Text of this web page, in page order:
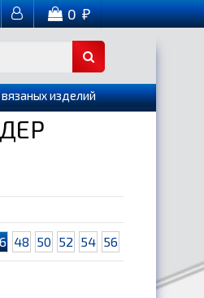
0₽
изделий
48 50 52 54 56